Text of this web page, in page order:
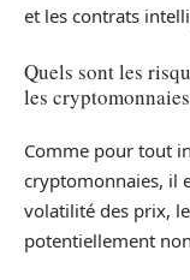
et les contrats
Quels sont les
les
Comme pour tout
cryptomonnaies, il
volatilité des prix,
potentiellement